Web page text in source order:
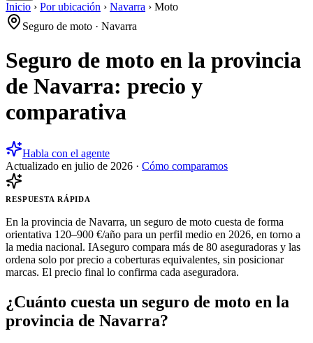
Inicio › Por ubicación › Navarra › Moto
Seguro de moto · Navarra
Seguro de moto en la provincia
de Navarra: precio y
comparativa
Habla con el agente
Actualizado en julio de 2026 · Cómo comparamos
RESPUESTA RÁPIDA
En la provincia de Navarra, un seguro de moto cuesta de forma
orientativa 120–900 €/año para un perfil medio en 2026, en torno a
la media nacional. IAseguro compara más de 80 aseguradoras y las
ordena solo por precio a coberturas equivalentes, sin posicionar
marcas. El precio final lo confirma cada aseguradora.
¿Cuánto cuesta un seguro de moto en la
provincia de Navarra?